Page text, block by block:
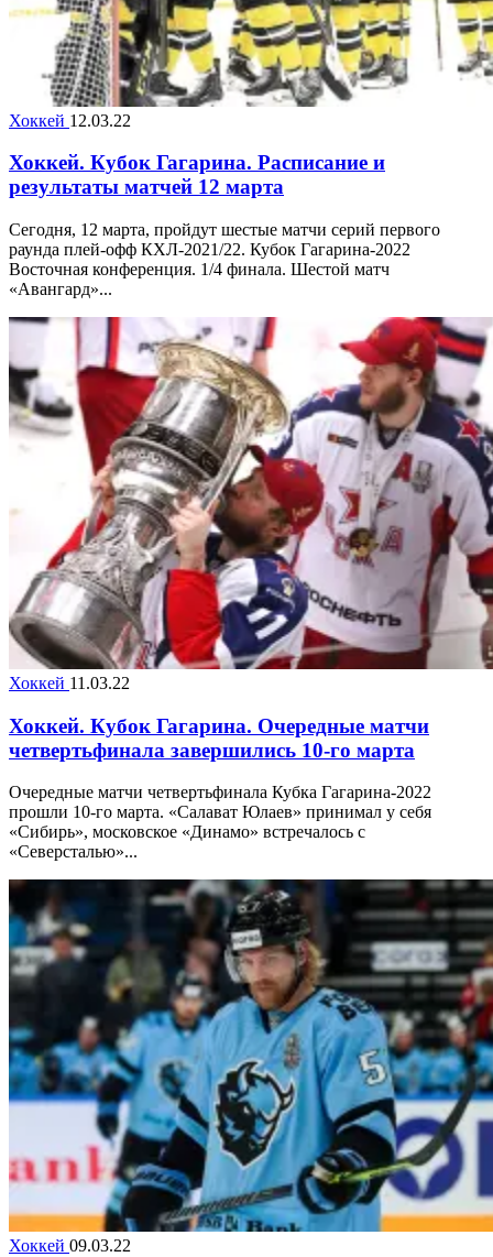
Хоккей 12.03.22
Хоккей. Кубок Гагарина. Расписание и
результаты матчей 12 марта
Сегодня, 12 марта, пройдут шестые матчи серий первого
раунда плей-офф КХЛ-2021/22. Кубок Гагарина-2022
Восточная конференция. 1/4 финала. Шестой матч
«Авангард»...
Хоккей 11.03.22
Хоккей. Кубок Гагарина. Очередные матчи
четвертьфинала завершились 10-го марта
Очередные матчи четвертьфинала Кубка Гагарина-2022
прошли 10-го марта. «Салават Юлаев» принимал у себя
«Сибирь», московское «Динамо» встречалось с
«Северсталью»...
Хоккей 09.03.22